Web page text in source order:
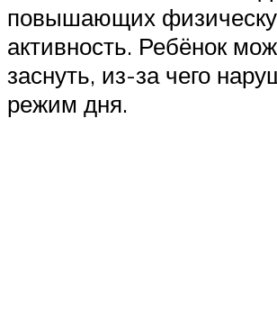
повышающих
активность. Ребёнок
заснуть, из-за чего
режим дня.